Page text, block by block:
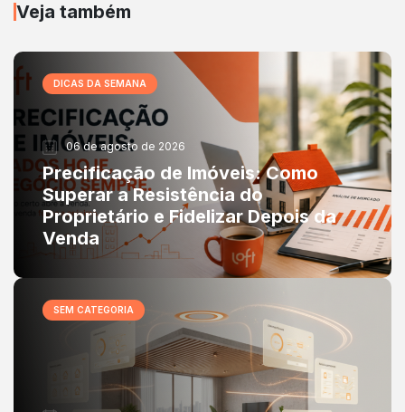
Veja também
DICAS DA SEMANA
06 de agosto de 2026
Precificação de Imóveis: Como
Superar a Resistência do
Proprietário e Fidelizar Depois da
Venda
SEM CATEGORIA